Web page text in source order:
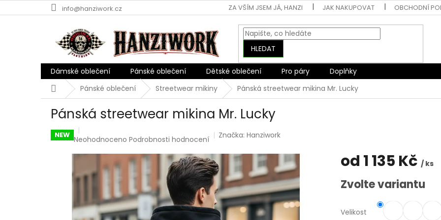
na
info@hanziwork.cz ZA VŠÍM JSEM JÁ, HANZI JAK NAKUPOVAT OBCHODNÍ
HLEDAT
Dámské oblečení Pánské oblečení Dětské oblečení Pro páry
Doplňky
DomůPánské oblečení Streetwear mikiny Pánská streetwear mikina Mr. Lucky
Pánská streetwear mikina Mr. Lucky
NEW Průměrné
produktu
0,0
hvězdiček.
Neohodnoceno Podrobnosti hodnocení Značka:Hanziwork
od 1 135 Kč / ks
Měrná
cena:
Zvolte variantu
Velikost